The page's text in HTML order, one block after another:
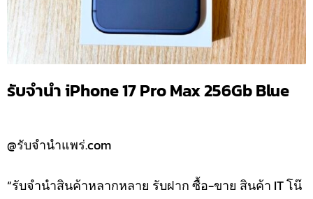
รับจำนำ iPhone 17 Pro Max 256Gb Blue
@รับจำนำแพร่.com
“รับจำนำสินค้าหลากหลาย รับฝาก ซื้อ-ขาย สินค้า IT โน๊